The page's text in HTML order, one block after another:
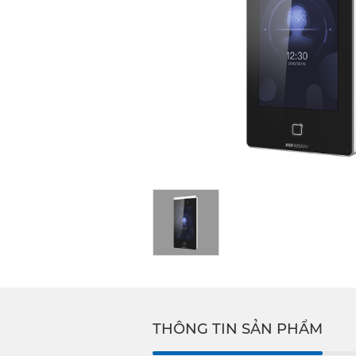
THÔNG TIN SẢN PHẨM